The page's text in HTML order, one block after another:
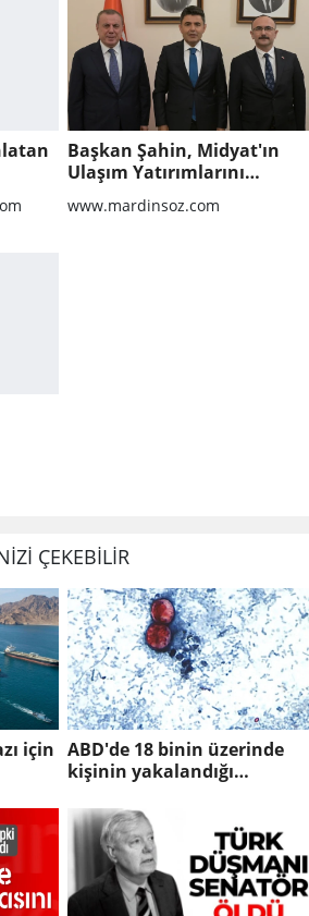
Başkan Şahin, Midyat'ın
Ulaşım Yatırımlarını
Ankara'ya Taşıdı
www.mardinsoz.com
ÇEKEBİLİR
için
ABD'de 18 binin üzerinde
kişinin yakalandığı
kişi hayatını kaybetti